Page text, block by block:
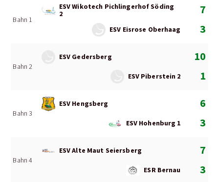
Bahn 1
ESV Wikotech Pichlingerhof Söding
2
7
3
ESV Eisrose Oberhaag
Bahn 2
ESV Gedersberg
10
1
ESV Piberstein 2
Bahn 3
ESV Hengsberg
6
3
ESV Hohenburg 1
Bahn 4
ESV Alte Maut Seiersberg
7
3
ESR Bernau